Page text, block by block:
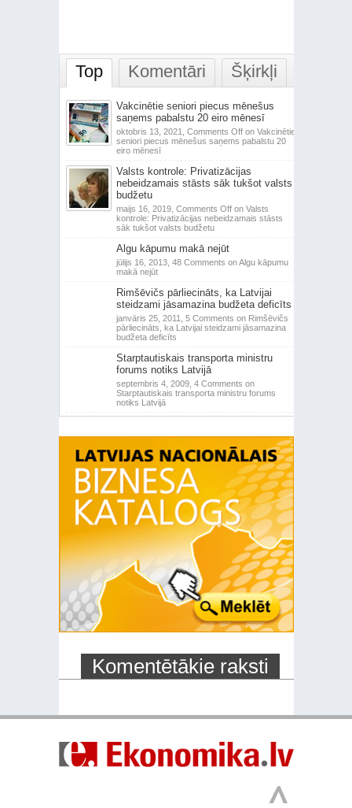
Top Komentāri Šķirkļi
Vakcinētie seniori piecus mēnešus
saņems pabalstu 20 eiro mēnesī
oktobris 13, 2021, Comments Offon Vakcinētie
seniori piecus mēnešus saņems pabalstu 20
eiro mēnesī
Valsts kontrole: Privatizācijas
nebeidzamais stāsts sāk tukšot valsts
budžetu
maijs 16, 2019, Comments Offon Valsts
kontrole: Privatizācijas nebeidzamais stāsts
sāk tukšot valsts budžetu
Algu kāpumu makā nejūt
jūlijs 16, 2013, 48 Comments on Algu kāpumu
makā nejūt
Rimšēvičs pārliecināts, ka Latvijai
steidzami jāsamazina budžeta deficīts
janvāris 25, 2011, 5 Comments on Rimšēvičs
pārliecināts, ka Latvijai steidzami jāsamazina
budžeta deficīts
Starptautiskais transporta ministru
forums notiks Latvijā
septembris 4, 2009, 4 Comments on
Starptautiskais transporta ministru forums
notiks Latvijā
Komentētākie raksti